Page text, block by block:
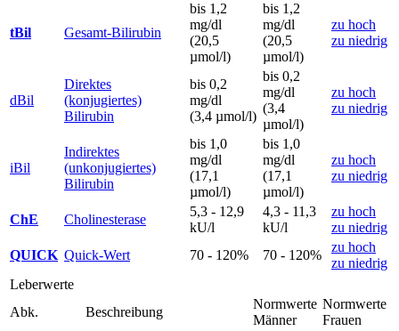
tBil Gesamt-Bilirubin
bis 1,2
mg/dl
(20,5
µmol/l)
bis 1,2
mg/dl
(20,5
µmol/l)
zu hoch
zu niedrig
dBil
Direktes
(konjugiertes)
Bilirubin
bis 0,2
mg/dl
(3,4 µmol/l)
bis 0,2
mg/dl
(3,4
µmol/l)
zu hoch
zu niedrig
iBil
Indirektes
(unkonjugiertes)
Bilirubin
bis 1,0
mg/dl
(17,1
µmol/l)
bis 1,0
mg/dl
(17,1
µmol/l)
zu hoch
zu niedrig
ChE Cholinesterase
5,3 - 12,9
kU/l
4,3 - 11,3
kU/l
zu hoch
zu niedrig
QUICK Quick-Wert 70 - 120% 70 - 120%
zu hoch
zu niedrig
Leberwerte
Abk.
Beschreibung
Normwerte
Männer
Normwerte
Frauen